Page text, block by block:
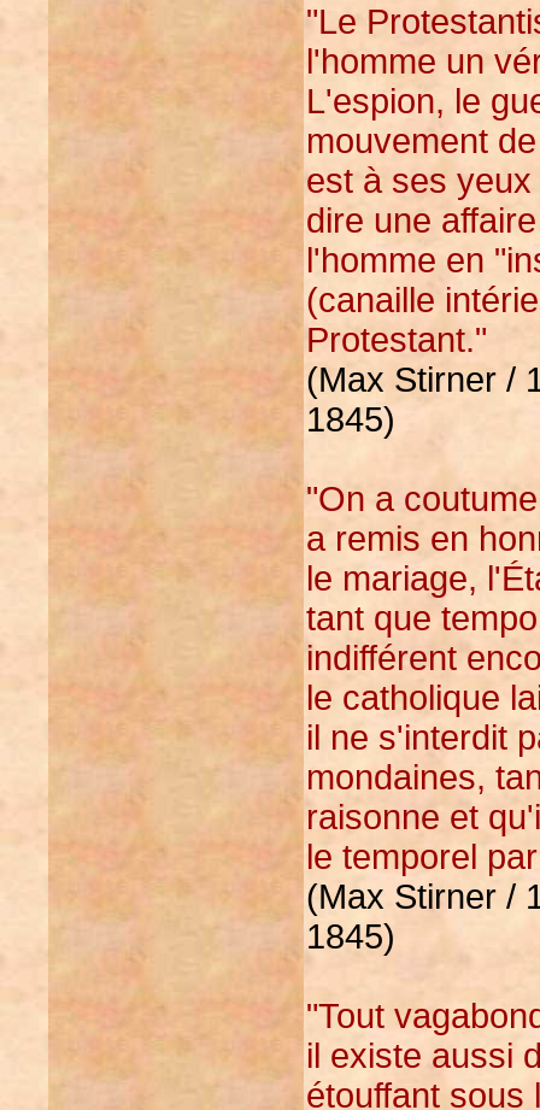
"Le
l'homme un
L'espion, le
mouvement
est à ses
dire une
l'homme en
(canaille
Protestant."
(Max Stirner /
1845)
"On a
a remis en
le mariage,
tant que
indifférent
le catholique
il ne s'interdit
mondaines,
raisonne et
le temporel
(Max Stirner /
1845)
"Tout
il existe aussi
étouffant sous